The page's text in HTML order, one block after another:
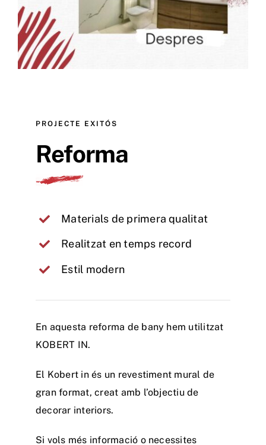
Tenda Online
PROJECTE EXITÓS
Reforma
Materials de primera qualitat
Realitzat en temps record
Estil modern
En aquesta reforma de bany hem utilitzat
KOBERT IN.
El Kobert in és un revestiment mural de
gran format, creat amb l’objectiu de
decorar interiors.
Si vols més informació o necessites